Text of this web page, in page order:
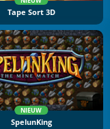
Tape Sort 3D
NIEUW
SpelunKing